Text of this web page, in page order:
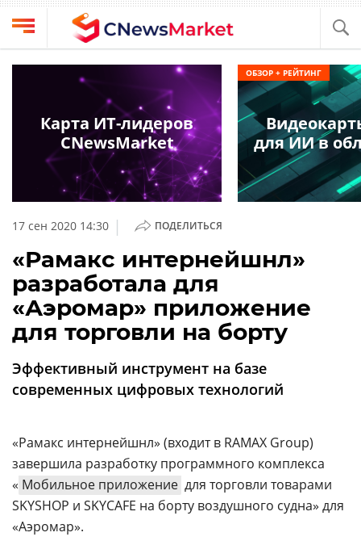
Выбрать
провайдера
Компании
обзоры
кабинет
О
проекте
CNews
Аналитика
Конференции
ТВ
издании
CNews
Конференции
Техника
17 сен 2020 14:30 | ПОДЕЛИТЬСЯ
«Рамакс интернейшнл»
разработала для
«Аэромар» приложение
для торговли на борту
Эффективный инструмент на базе
современных цифровых технологий
«Рамакс интернейшнл» (входит в RAMAX Group)
завершила разработку программного комплекса
« Мобильное приложение для торговли товарами
SKYSHOP и SKYCAFE на борту воздушного судна» для
«Аэромар».
Карта ИТ-лидеров
CNewsMarket
для ИИ в
ОБЗОР + РЕЙТИНГ